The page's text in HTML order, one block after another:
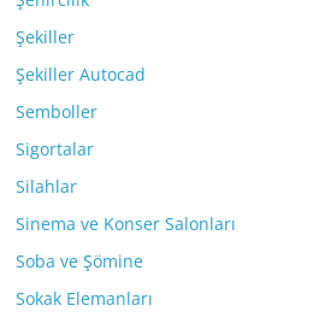
Şekiller
Şekiller Autocad
Semboller
Sigortalar
Silahlar
Sinema ve Konser Salonları
Soba ve Şömine
Sokak Elemanları